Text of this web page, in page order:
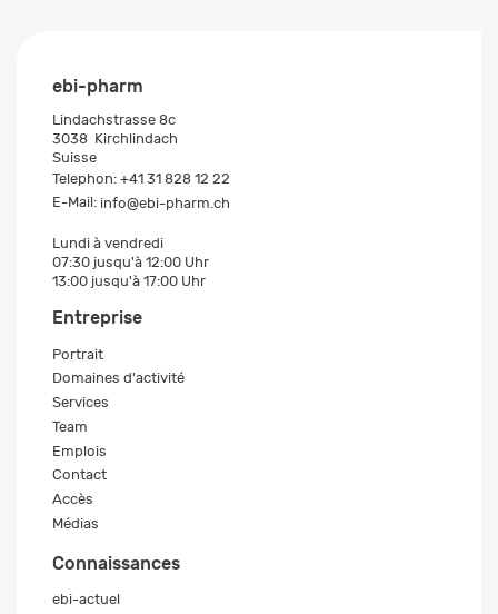
ebi-pharm
Lindachstrasse 8c
3038 Kirchlindach
Suisse
Telephon: +41 31 828 12 22
E-Mail: info@ebi-pharm.ch
Lundi à vendredi
07:30 jusqu'à 12:00 Uhr
13:00 jusqu'à 17:00 Uhr
Entreprise
Portrait
Domaines d'activité
Services
Team
Emplois
Contact
Accès
Médias
Connaissances
ebi-actuel